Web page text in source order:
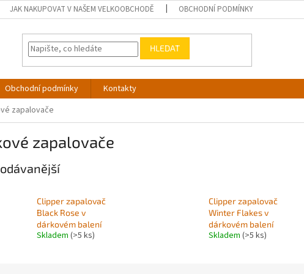
JAK NAKUPOVAT V NAŠEM VELKOOBCHODĚ OBCHODNÍ PODMÍNKY
HLEDAT
Obchodní podmínky
Kontakty
zapalovače
zapalovače
Clipper zapalovač
Black Rose v
dárkovém balení
Skladem (>5 ks)
Clipper zapalovač
Winter Flakes v
dárkovém balení
Skladem (>5 ks)